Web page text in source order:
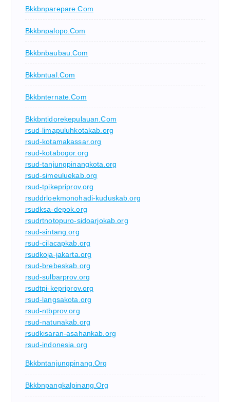
Bkkbnparepare.com
Bkkbnpalopo.com
Bkkbnbaubau.com
Bkkbntual.com
Bkkbnternate.com
Bkkbntidorekepulauan.com
rsud-limapuluhkotakab.org
rsud-kotamakassar.org
rsud-kotabogor.org
rsud-tanjungpinangkota.org
rsud-simeuluekab.org
rsud-tpikepriprov.org
rsuddrloekmonohadi-kuduskab.org
rsudksa-depok.org
rsudrtnotopuro-sidoarjokab.org
rsud-sintang.org
rsud-cilacapkab.org
rsudkoja-jakarta.org
rsud-brebeskab.org
rsud-sulbarprov.org
rsudtpi-kepriprov.org
rsud-langsakota.org
rsud-ntbprov.org
rsud-natunakab.org
rsudkisaran-asahankab.org
rsud-indonesia.org
Bkkbntanjungpinang.org
Bkkbnpangkalpinang.org